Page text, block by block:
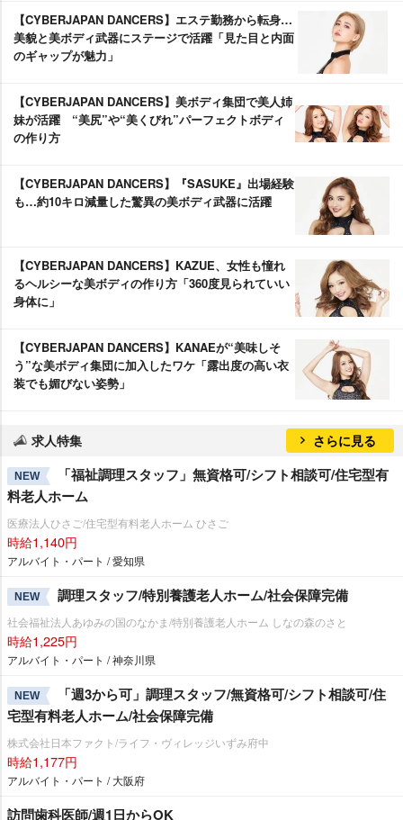
【CYBERJAPAN DANCERS】エステ勤務から転身…
美貌と美ボディ武器にステージで活躍「見た目と内面
のギャップが魅力」
【CYBERJAPAN DANCERS】美ボディ集団で美人姉
妹が活躍 “美尻”や“美くびれ”パーフェクトボディ
の作り方
【CYBERJAPAN DANCERS】『SASUKE』出場経験
も…約10キロ減量した驚異の美ボディ武器に活躍
【CYBERJAPAN DANCERS】KAZUE、女性も憧れ
るヘルシーな美ボディの作り方「360度見られていい
身体に」
【CYBERJAPAN DANCERS】KANAEが“美味しそ
う”な美ボディ集団に加入したワケ「露出度の高い衣
装でも媚びない姿勢」
求人特集 さらに見る
NEW
「福祉調理スタッフ」無資格可/シフト相談可/住宅型有
料老人ホーム
医療法人ひさご/住宅型有料老人ホーム ひさご
時給1,140円
アルバイト・パート / 愛知県
NEW 調理スタッフ/特別養護老人ホーム/社会保障完備
社会福祉法人あゆみの国のなかま/特別養護老人ホーム しなの森のさと
時給1,225円
アルバイト・パート / 神奈川県
NEW
「週3から可」調理スタッフ/無資格可/シフト相談可/住
宅型有料老人ホーム/社会保障完備
株式会社日本ファクト/ライフ・ヴィレッジいずみ府中
時給1,177円
アルバイト・パート / 大阪府
訪問歯科医師/週1日からOK